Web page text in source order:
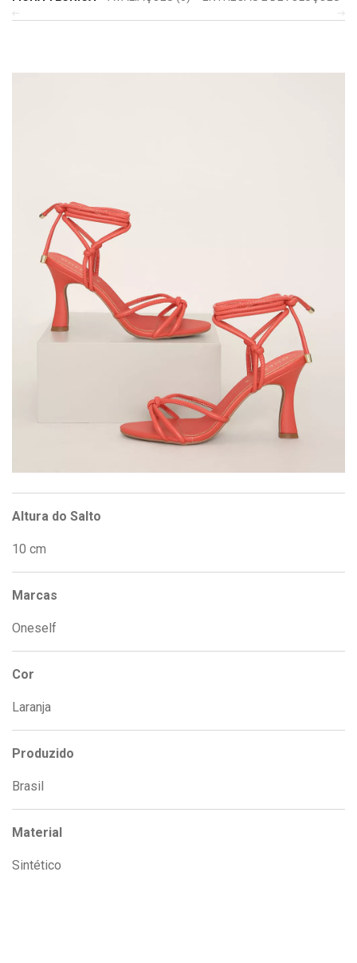
Altura do Salto
10 cm
Marcas
Oneself
Cor
Laranja
Produzido
Brasil
Material
Sintético